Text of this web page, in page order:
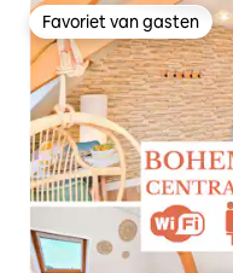
Favoriet van gasten
Favoriet van gasten